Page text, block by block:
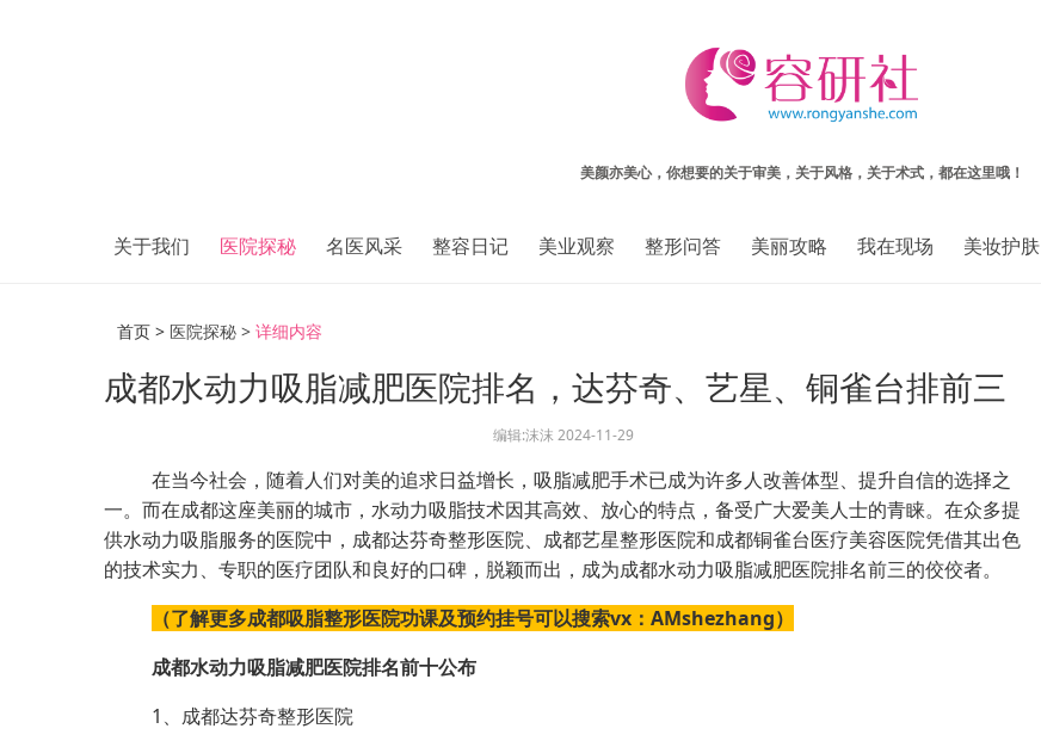
美颜亦美心，你想要的关于审美，关于风格，关于术式，都在这里哦！
关于我们 医院探秘 名医风采 整容日记 美业观察 整形问答 美丽攻略 我在现场 美妆护肤
首页 > 医院探秘 >详细内容
成都水动力吸脂减肥医院排名，达芬奇、艺星、铜雀台排前三
编辑:沫沫2024-11-29
在当今社会，随着人们对美的追求日益增长，吸脂减肥手术已成为许多人改善体型、提升自信的选择之
一。而在成都这座美丽的城市，水动力吸脂技术因其高效、放心的特点，备受广大爱美人士的青睐。在众多提
供水动力吸脂服务的医院中，成都达芬奇整形医院、成都艺星整形医院和成都铜雀台医疗美容医院凭借其出色
的技术实力、专职的医疗团队和良好的口碑，脱颖而出，成为成都水动力吸脂减肥医院排名前三的佼佼者。
（了解更多成都吸脂整形医院功课及预约挂号可以搜索vx：AMshezhang）
成都水动力吸脂减肥医院排名前十公布
1、成都达芬奇整形医院